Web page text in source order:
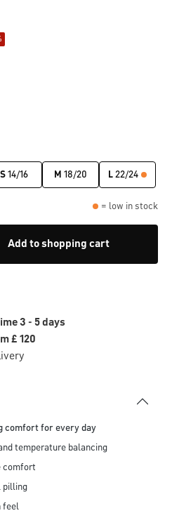
S14/16 M 18/20 L 22/24
= low in stock
Add to shopping cart
3 - 5 days
£ 120
comfort for every day
temperature balancing
comfort
pilling
feel